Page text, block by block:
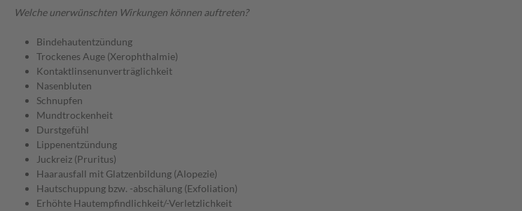
Welche unerwünschten Wirkungen können auftreten?
Bindehautentzündung
Trockenes Auge (Xerophthalmie)
Kontaktlinsenunverträglichkeit
Nasenbluten
Schnupfen
Mundtrockenheit
Durstgefühl
Lippenentzündung
Juckreiz (Pruritus)
Haarausfall mit Glatzenbildung (Alopezie)
Hautschuppung bzw. -abschälung (Exfoliation)
Erhöhte Hautempfindlichkeit/-Verletzlichkeit